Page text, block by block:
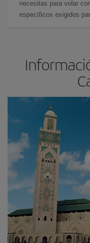
necesitas para volar
específicos exigidos